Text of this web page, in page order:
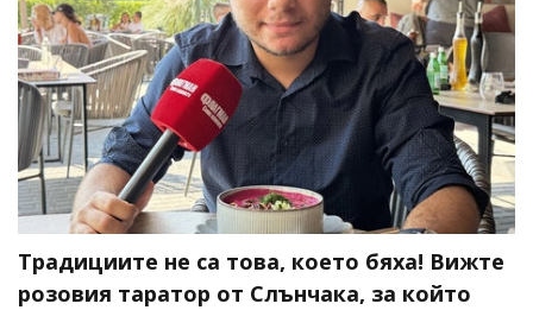
Традициите не са това, което бяха! Вижте
розовия таратор от Слънчака, за който